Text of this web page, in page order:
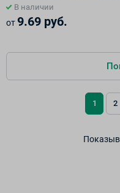
В наличии
от9.69 руб.
1 2